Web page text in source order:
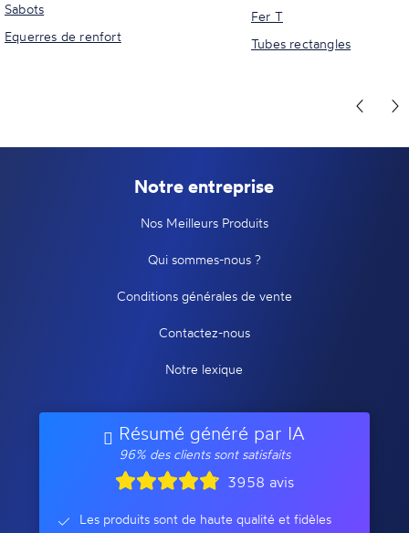
Sabots
Equerres de renfort
Fer T
Tubes rectangles
Notre entreprise
Nos Meilleurs Produits
Qui sommes-nous ?
Conditions générales de vente
Contactez-nous
Notre lexique
Résumé généré par IA
96% des clients sont satisfaits
3958 avis
Les produits sont de haute qualité et fidèles